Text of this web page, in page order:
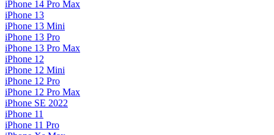
iPhone 14 Pro Max
iPhone 13
iPhone 13 Mini
iPhone 13 Pro
iPhone 13 Pro Max
iPhone 12
iPhone 12 Mini
iPhone 12 Pro
iPhone 12 Pro Max
iPhone SE 2022
iPhone 11
iPhone 11 Pro